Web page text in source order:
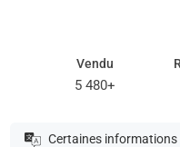
Vendu
5 480+
Certaines